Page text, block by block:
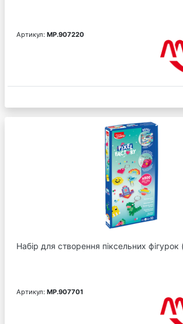
Артикул: MP.907220
Набір для створення піксельних фігурок
Артикул: MP.907701